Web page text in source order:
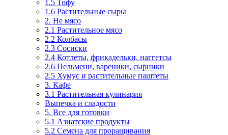
1.5 Тофу
1.6 Растительные сыры
2. Не мясо
2.1 Растительное мясо
2.2 Колбасы
2.3 Сосиски
2.4 Котлеты, фрикадельки, наггетсы
2.6 Пельмени, вареники, сырники
2.5 Хумус и растительные паштеты
3. Кафе
3.1 Растительная кулинария
Выпечка и сладости
5. Все для готовки
5.1 Азиатские продукты
5.2 Семена для проращивания